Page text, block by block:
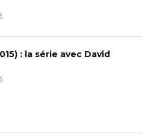
: la série avec David